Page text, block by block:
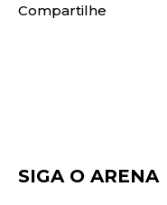
Compartilhe
SIGA O ARENA